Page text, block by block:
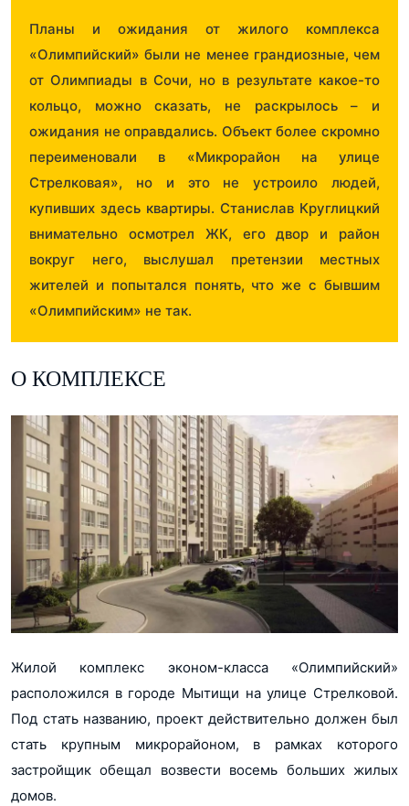
Планы и ожидания от жилого комплекса
«Олимпийский» были не менее грандиозные, чем
от Олимпиады в Сочи, но в результате какое-то
кольцо, можно сказать, не раскрылось – и
ожидания не оправдались. Объект более скромно
переименовали в «Микрорайон на улице
Стрелковая», но и это не устроило людей,
купивших здесь квартиры. Станислав Круглицкий
внимательно осмотрел ЖК, его двор и район
вокруг него, выслушал претензии местных
жителей и попытался понять, что же с бывшим
«Олимпийским» не так.
О КОМПЛЕКСЕ
Жилой комплекс эконом-класса «Олимпийский»
расположился в городе Мытищи на улице Стрелковой.
Под стать названию, проект действительно должен был
стать крупным микрорайоном, в рамках которого
застройщик обещал возвести восемь больших жилых
домов.